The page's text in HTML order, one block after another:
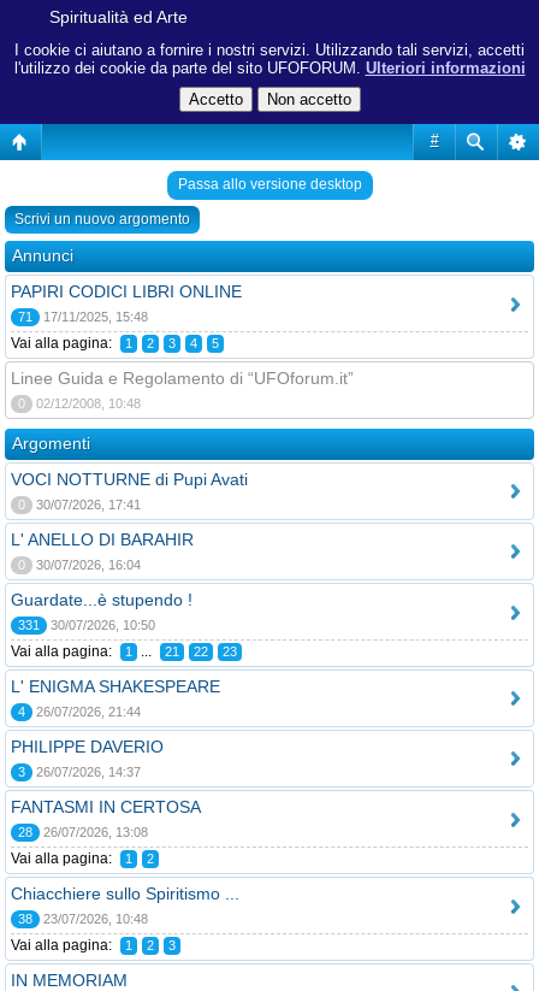
I cookie ci aiutano a fornire i nostri servizi. Utilizzando tali servizi, accetti
l'utilizzo dei cookie da parte del sito UFOFORUM. Ulteriori informazioni
#
Spiritualità ed Arte
Passa allo versione desktop
Scrivi un nuovo argomento
Annunci
PAPIRI CODICI LIBRI ONLINE
71 17/11/2025, 15:48
Vai alla pagina: 1 2 3 4 5
Linee Guida e Regolamento di “UFOforum.it”
0 02/12/2008, 10:48
Argomenti
VOCI NOTTURNE di Pupi Avati
0 30/07/2026, 17:41
L' ANELLO DI BARAHIR
0 30/07/2026, 16:04
Guardate...è stupendo !
331 30/07/2026, 10:50
Vai alla pagina: 1 ... 21 22 23
L' ENIGMA SHAKESPEARE
4 26/07/2026, 21:44
PHILIPPE DAVERIO
3 26/07/2026, 14:37
FANTASMI IN CERTOSA
28 26/07/2026, 13:08
Vai alla pagina: 1 2
Chiacchiere sullo Spiritismo ...
38 23/07/2026, 10:48
Vai alla pagina: 1 2 3
IN MEMORIAM